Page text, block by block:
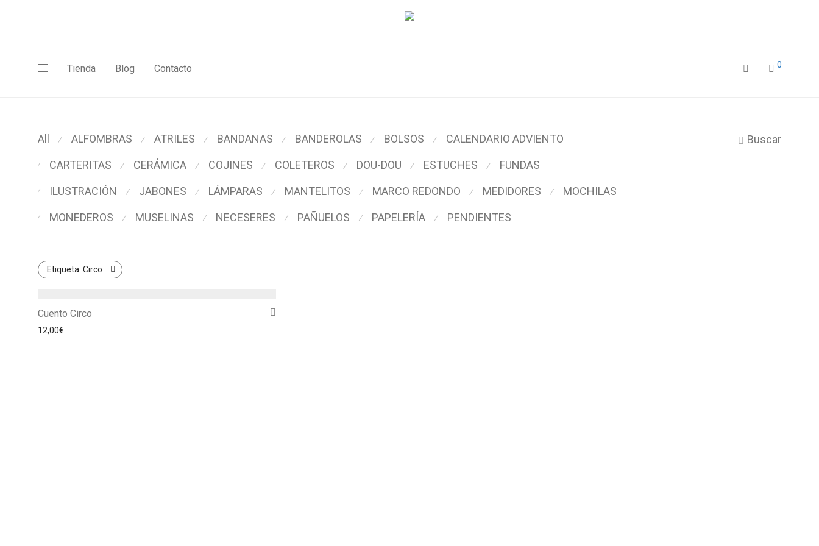
Tienda Blog Contacto 0
Buscar
All ⁄ ALFOMBRAS ⁄ ATRILES ⁄ BANDANAS ⁄ BANDEROLAS ⁄ BOLSOS ⁄ CALENDARIO ADVIENTO
⁄ CARTERITAS ⁄ CERÁMICA ⁄ COJINES ⁄ COLETEROS ⁄ DOU-DOU ⁄ ESTUCHES ⁄ FUNDAS
⁄ ILUSTRACIÓN ⁄ JABONES ⁄ LÁMPARAS ⁄ MANTELITOS ⁄ MARCO REDONDO ⁄ MEDIDORES ⁄ MOCHILAS
⁄ MONEDEROS ⁄ MUSELINAS ⁄ NECESERES ⁄ PAÑUELOS ⁄ PAPELERÍA ⁄ PENDIENTES
Etiqueta: Circo
Cuento Circo
12,00€